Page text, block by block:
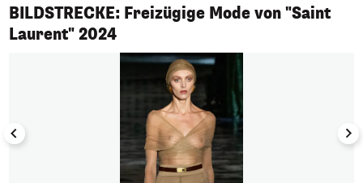
BILDSTRECKE: Freizügige Mode von "Saint
Laurent" 2024
1/8